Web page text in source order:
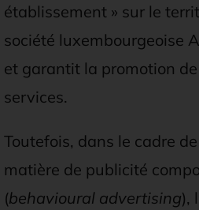
établissement » sur le
société luxembourgeoise
et garantit la promotion
services.
Toutefois, dans le cadre
matière de publicité
(behavioural advertising),